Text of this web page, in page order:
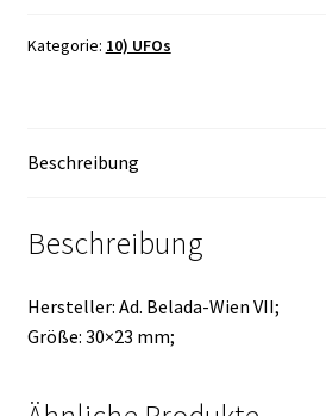
Kategorie: 10) UFOs
Beschreibung
Beschreibung
Hersteller: Ad. Belada-Wien VII;
Größe: 30×23 mm;